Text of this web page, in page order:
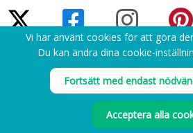
Behöver du
Vi har använt cookies för att göra
Du kan ändra dina cookie-
Fortsätt med endast
Acceptera alla